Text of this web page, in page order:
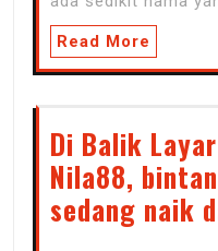
Read More
Di Balik
Nila88,
sedang naik